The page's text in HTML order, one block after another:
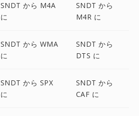
SNDT から M4A
に
SNDT から
M4R に
SNDT から WMA
に
SNDT から
DTS に
SNDT から SPX
に
SNDT から
CAF に